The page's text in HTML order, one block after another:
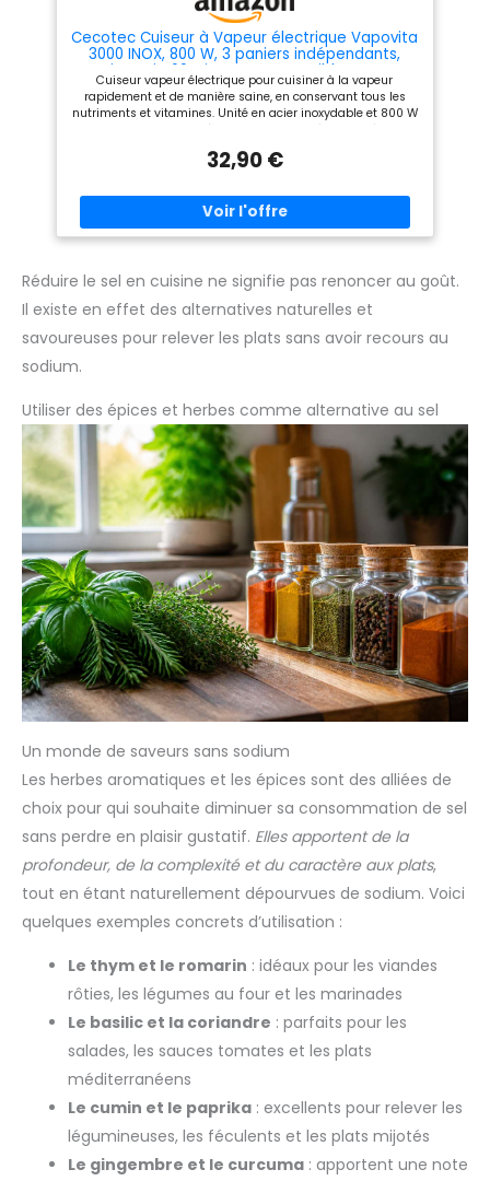
Cecotec Cuiseur à Vapeur électrique Vapovita
3000 INOX, 800 W, 3 paniers indépendants,
Minuterie 60 Minutes, Compatible Lave-
Vaisselle.
Cuiseur vapeur électrique pour cuisiner à la vapeur
rapidement et de manière saine, en conservant tous les
nutriments et vitamines. Unité en acier inoxydable et 800 W
de puissance. Possibilité de cuisiner jusqu’à 3 plats à la fois
9 litres. Inclus : bases avec supports pour œufs pour faire
vapeurs et le bol spécial pour riz sont écologiques et sans
BPA. Indicateur de niveau d’eau avec grande visibilité pour
un meilleur contrôle de l’eau disponible. Rangement
compact : les paniers peuvent s’empiler et être rangés l’un
cuiseur vapeur. Déconnexion automatique lorsque l’eau se
termine ou en fin de cuisson. Possède un système de
protection contre les surchauffes qui active le témoin
Fonction de maintien de la chaleur et possède un collecteur
32,90 €
Réduire le sel en cuisine ne signifie pas renoncer au goût.
Il existe en effet des alternatives naturelles et
savoureuses pour relever les plats sans avoir recours au
sodium.
Utiliser des épices et herbes comme alternative au sel
Un monde de saveurs sans sodium
Les herbes aromatiques et les épices sont des alliées de
choix pour qui souhaite diminuer sa consommation de sel
sans perdre en plaisir gustatif. Elles apportent de la
profondeur, de la complexité et du caractère aux plats,
tout en étant naturellement dépourvues de sodium. Voici
quelques exemples concrets d’utilisation :
Le thym et le romarin : idéaux pour les viandes
rôties, les légumes au four et les marinades
Le basilic et la coriandre : parfaits pour les
salades, les sauces tomates et les plats
méditerranéens
Le cumin et le paprika : excellents pour relever les
légumineuses, les féculents et les plats mijotés
Le gingembre et le curcuma : apportent une note